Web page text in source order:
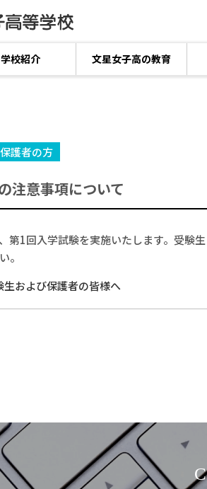
学校紹介 文星女子高の教育
護者の方
意事項について
第1回入学試験を実施いたします。受験
。
生および保護者の皆様へ